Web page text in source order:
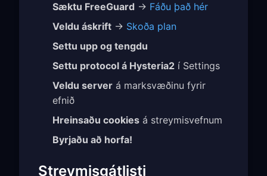
Sæktu FreeGuard → Fáðu það hér
Veldu áskrift → Skoða plan
Settu upp og tengdu
Settu protocol á Hysteria2 í Settings
Veldu server á marksvæðinu fyrir
efnið
Hreinsaðu cookies á streymisvefnum
Byrjaðu að horfa!
Streymisgátlisti